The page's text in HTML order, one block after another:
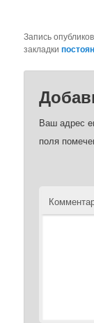
Запись
закладки
Ваш адрес
поля